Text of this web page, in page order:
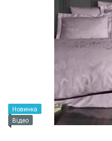
Новинка
Відео